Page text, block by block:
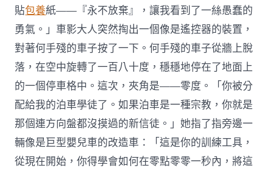
貼包養紙——『永不放棄』，讓我看到了一絲愚蠢的
勇氣。」車影大人突然掏出一個像是遙控器的裝置，
對著何手殘的車子按了一下。何手殘的車子從牆上脫
落，在空中旋轉了一百八十度，穩穩地停在了地面上
的一個停車格中。這次，夾角是——零度。「你被分
配給我的泊車學徒了。如果泊車是一種宗教，你就是
那個連方向盤都沒摸過的新信徒。」她指了指旁邊一
輛像是巨型嬰兒車的改造車：「這是你的訓練工具，
從現在開始，你得學會如何在零點零零一秒內，將這